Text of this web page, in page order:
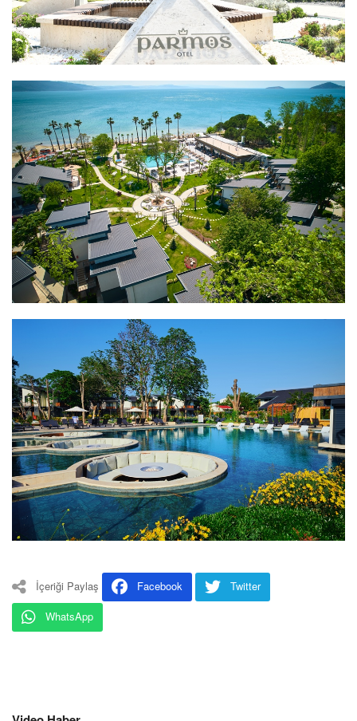
İçeriği Paylaş Facebook
Twitter
WhatsApp